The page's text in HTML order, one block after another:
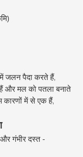
में जलन पैदा करते हैं,
और मल को पतला बनाते
में से एक हैं,
गंभीर दस्त -